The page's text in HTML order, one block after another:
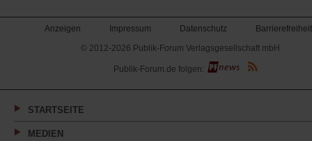
Anzeigen Impressum Datenschutz
Barrierefreiheit
© 2012-2026 Publik-Forum Verlagsgesellschaft mbH
(Öffnet
in
neuen
Publik-Forum.de folgen:
STARTSEITE
MEDIEN